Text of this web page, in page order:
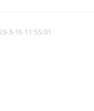
3-16 11:55:01